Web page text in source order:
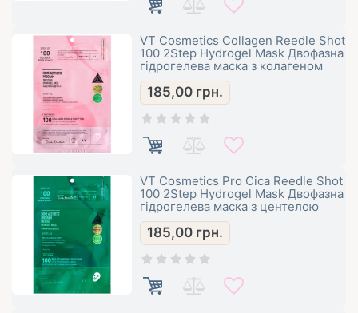
VT Cosmetics Collagen Reedle Shot
100 2Step Hydrogel Mask Двофазна
гідрогелева маска з колагеном
185,00 грн.
VT Cosmetics Pro Cica Reedle Shot
100 2Step Hydrogel Mask Двофазна
гідрогелева маска з центелою
185,00 грн.